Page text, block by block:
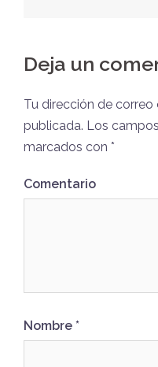
Deja un
Tu dirección de
publicada. Los
marcados con *
Comentario
Nombre *